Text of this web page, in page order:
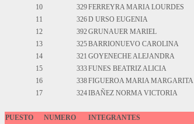
10
329FERREYRA MARIA LOURDES
11
326D URSO EUGENIA
12
392GRUNAUER MARIEL
13
325BARRIONUEVO CAROLINA
14
321 GOYENECHE ALEJANDRA
15
333FUNES BEATRIZ ALICIA
16
338FIGUEROA MARIA MARGARITA
17
324IBAÑEZ NORMA VICTORIA
PUESTO NUMERO INTEGRANTES